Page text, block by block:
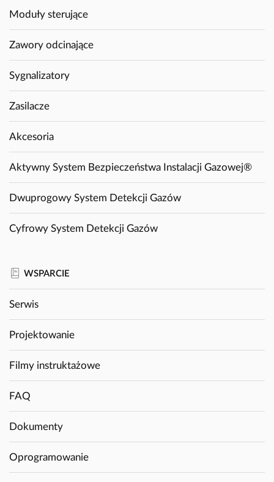
Moduły sterujące
Zawory odcinające
Sygnalizatory
Zasilacze
Akcesoria
Aktywny System Bezpieczeństwa Instalacji Gazowej®
Dwuprogowy System Detekcji Gazów
Cyfrowy System Detekcji Gazów
WSPARCIE
Serwis
Projektowanie
Filmy instruktażowe
FAQ
Dokumenty
Oprogramowanie